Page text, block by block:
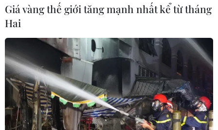
Cần Thơ: Tạm giữ đối tượng đâm trọng
thương bảo vệ chốt “vùng xanh"
15/09/2021 09:47
Giá vàng thế giới tăng mạnh nhất kể từ tháng
Hai